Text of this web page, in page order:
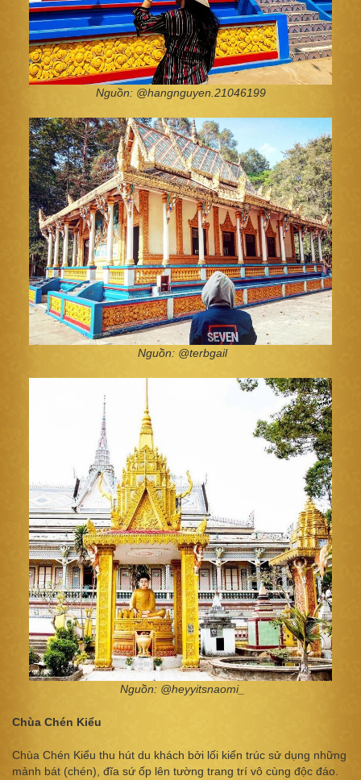
Nguồn: @hangnguyen.21046199
Nguồn: @terbgail
Nguồn: @heyyitsnaomi_
Chùa Chén Kiểu
Chùa Chén Kiểu thu hút du khách bởi lối kiến trúc sử dụng những
mảnh bát (chén), đĩa sứ ốp lên tường trang trí vô cùng độc đáo.